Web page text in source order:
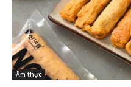
Ẩm thực